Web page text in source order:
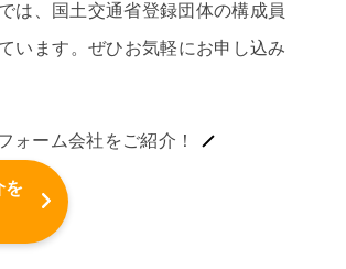
は、国土交通省登録団体の構成員
います。ぜひお気軽にお申し込み
ォーム会社をご紹介！
を